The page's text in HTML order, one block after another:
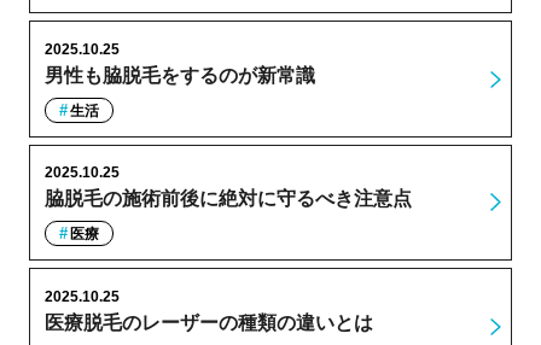
男性も脇脱毛をするのが新常識
2025.10.25
生活
脇脱毛の施術前後に絶対に守るべき注意点
2025.10.25
医療
医療脱毛のレーザーの種類の違いとは
2025.10.25